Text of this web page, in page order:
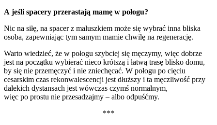
A jeśli spacery przerastają mamę w połogu?
Nic na siłę, na spacer z maluszkiem może się wybrać inna bliska
osoba, zapewniając tym samym mamie chwilę na regenerację.
Warto wiedzieć, że w połogu szybciej się męczymy, więc dobrze
jest na początku wybierać nieco krótszą i łatwą trasę blisko domu,
by się nie przemęczyć i nie zniechęcać. W połogu po cięciu
cesarskim czas rekonwalescencji jest dłuższy i ta męczliwość przy
dalekich dystansach jest wówczas czymś normalnym,
więc po prostu nie przesadzajmy – albo odpuśćmy.
***